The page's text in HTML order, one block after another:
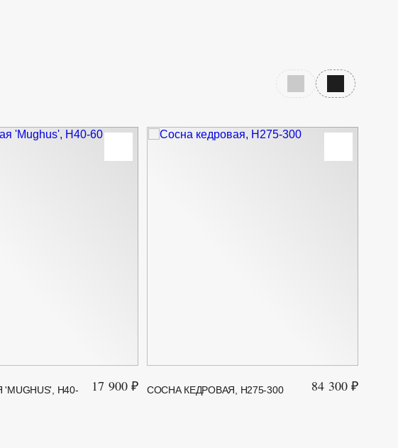
Предыдущий слайд
Следующий
H40-
17 900 ₽ СОСНА КЕДРОВАЯ, H275-300 84 300 ₽